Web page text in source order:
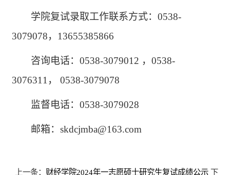
学院复试录取工作联系方式：0538-
3079078，13655385866
咨询电话：0538-3079012 ，0538-
3076311， 0538-3079078
监督电话：0538-3079028
邮箱：skdcjmba@163.com
上一条： 财经学院2024年一志愿硕士研究生复试成绩公示下